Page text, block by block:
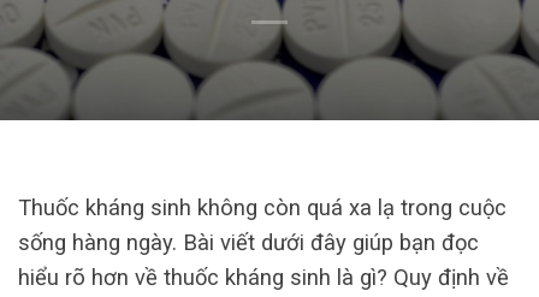
Thuốc kháng sinh không còn quá xa lạ trong cuộc
sống hàng ngày. Bài viết dưới đây giúp bạn đọc
hiểu rõ hơn về thuốc kháng sinh là gì? Quy định về